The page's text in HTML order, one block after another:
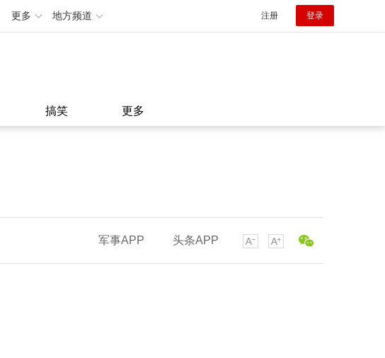
更多 地方频道 注册 登录
搞笑 更多
军事APP 头条APP